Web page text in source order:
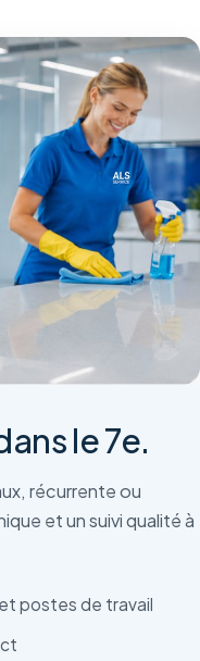
le 7e.
récurrente ou
et un suivi qualité à
postes de travail